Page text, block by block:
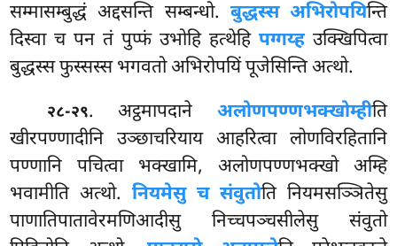
सम्मासम्बुद्धं अद्दसन्ति सम्बन्धो. बुद्धस्स अभिरोपयिन्ति
दिस्वा च पन तं पुप्फं उभोहि हत्थेहि पग्गय्हउक्खिपित्वा
बुद्धस्स फुस्सस्स भगवतो अभिरोपयिं पूजेसिन्ति अत्थो.
२८-२९. अट्ठमापदाने अलोणपण्णभक्खोम्हीति
खीरपण्णादीनि उञ्छाचरियाय आहरित्वा लोणविरहितानि
पण्णानि पचित्वा भक्खामि, अलोणपण्णभक्खो अम्हि
भवामीति अत्थो.नियमेसु च संवुतोति नियमसञ्ञितेसु
पाणातिपातावेरमणिआदीसु निच्चपञ्चसीलेसु संवुतो